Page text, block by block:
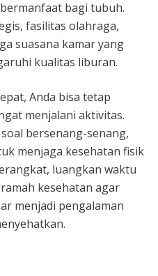
bagi tubuh.
fasilitas olahraga,
suasana kamar yang
kualitas liburan.
Anda bisa tetap
menjalani aktivitas.
bersenang-senang,
menjaga kesehatan fisik
luangkan waktu
kesehatan agar
menjadi pengalaman